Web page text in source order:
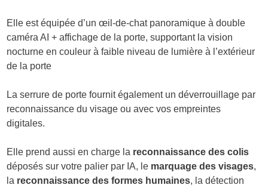
Elle est équipée d’un œil-de-chat panoramique à double
caméra AI + affichage de la porte, supportant la vision
nocturne en couleur à faible niveau de lumière à l’extérieur
de la porte
La serrure de porte fournit également un déverrouillage par
reconnaissance du visage ou avec vos empreintes
digitales.
Elle prend aussi en charge la reconnaissance des colis
déposés sur votre palier par IA, le marquage des visages,
la reconnaissance des formes humaines, la détection